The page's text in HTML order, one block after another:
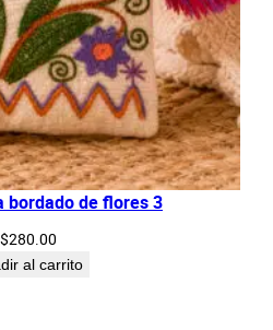
bordado de flores 3
$280.00
al carrito